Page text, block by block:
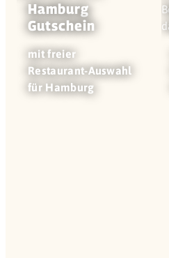
Hamburg
Gutschein
mit freier
Restaurant-Auswahl
für Hamburg